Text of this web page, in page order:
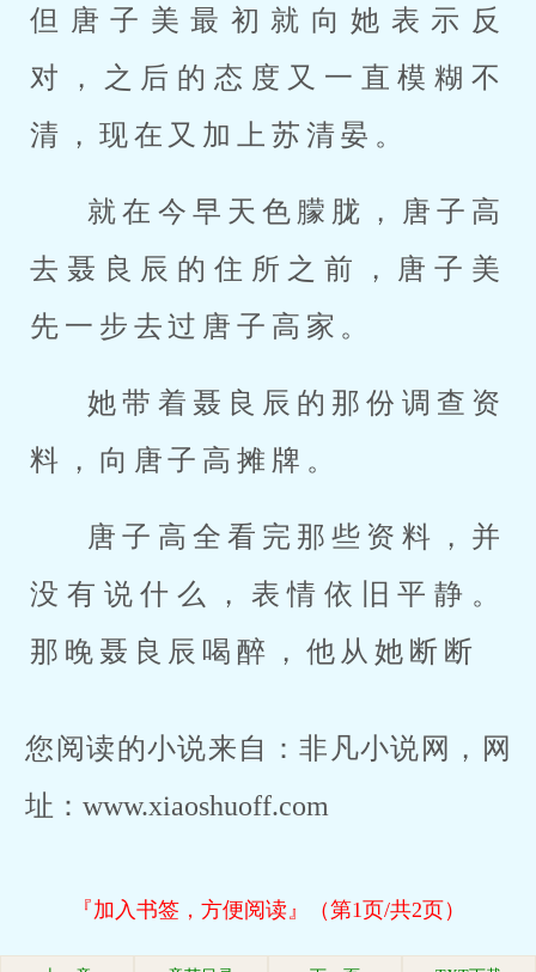
但唐子美最初就向她表示反
对，之后的态度又一直模糊不
清，现在又加上苏清晏。
就在今早天色朦胧，唐子高
去聂良辰的住所之前，唐子美
先一步去过唐子高家。
她带着聂良辰的那份调查资
料，向唐子高摊牌。
唐子高全看完那些资料，并
没有说什么，表情依旧平静。
那晚聂良辰喝醉，他从她断断
您阅读的小说来自：非凡小说网，网
址：www.xiaoshuoff.com
『加入书签，方便阅读』（第1页/共2页）